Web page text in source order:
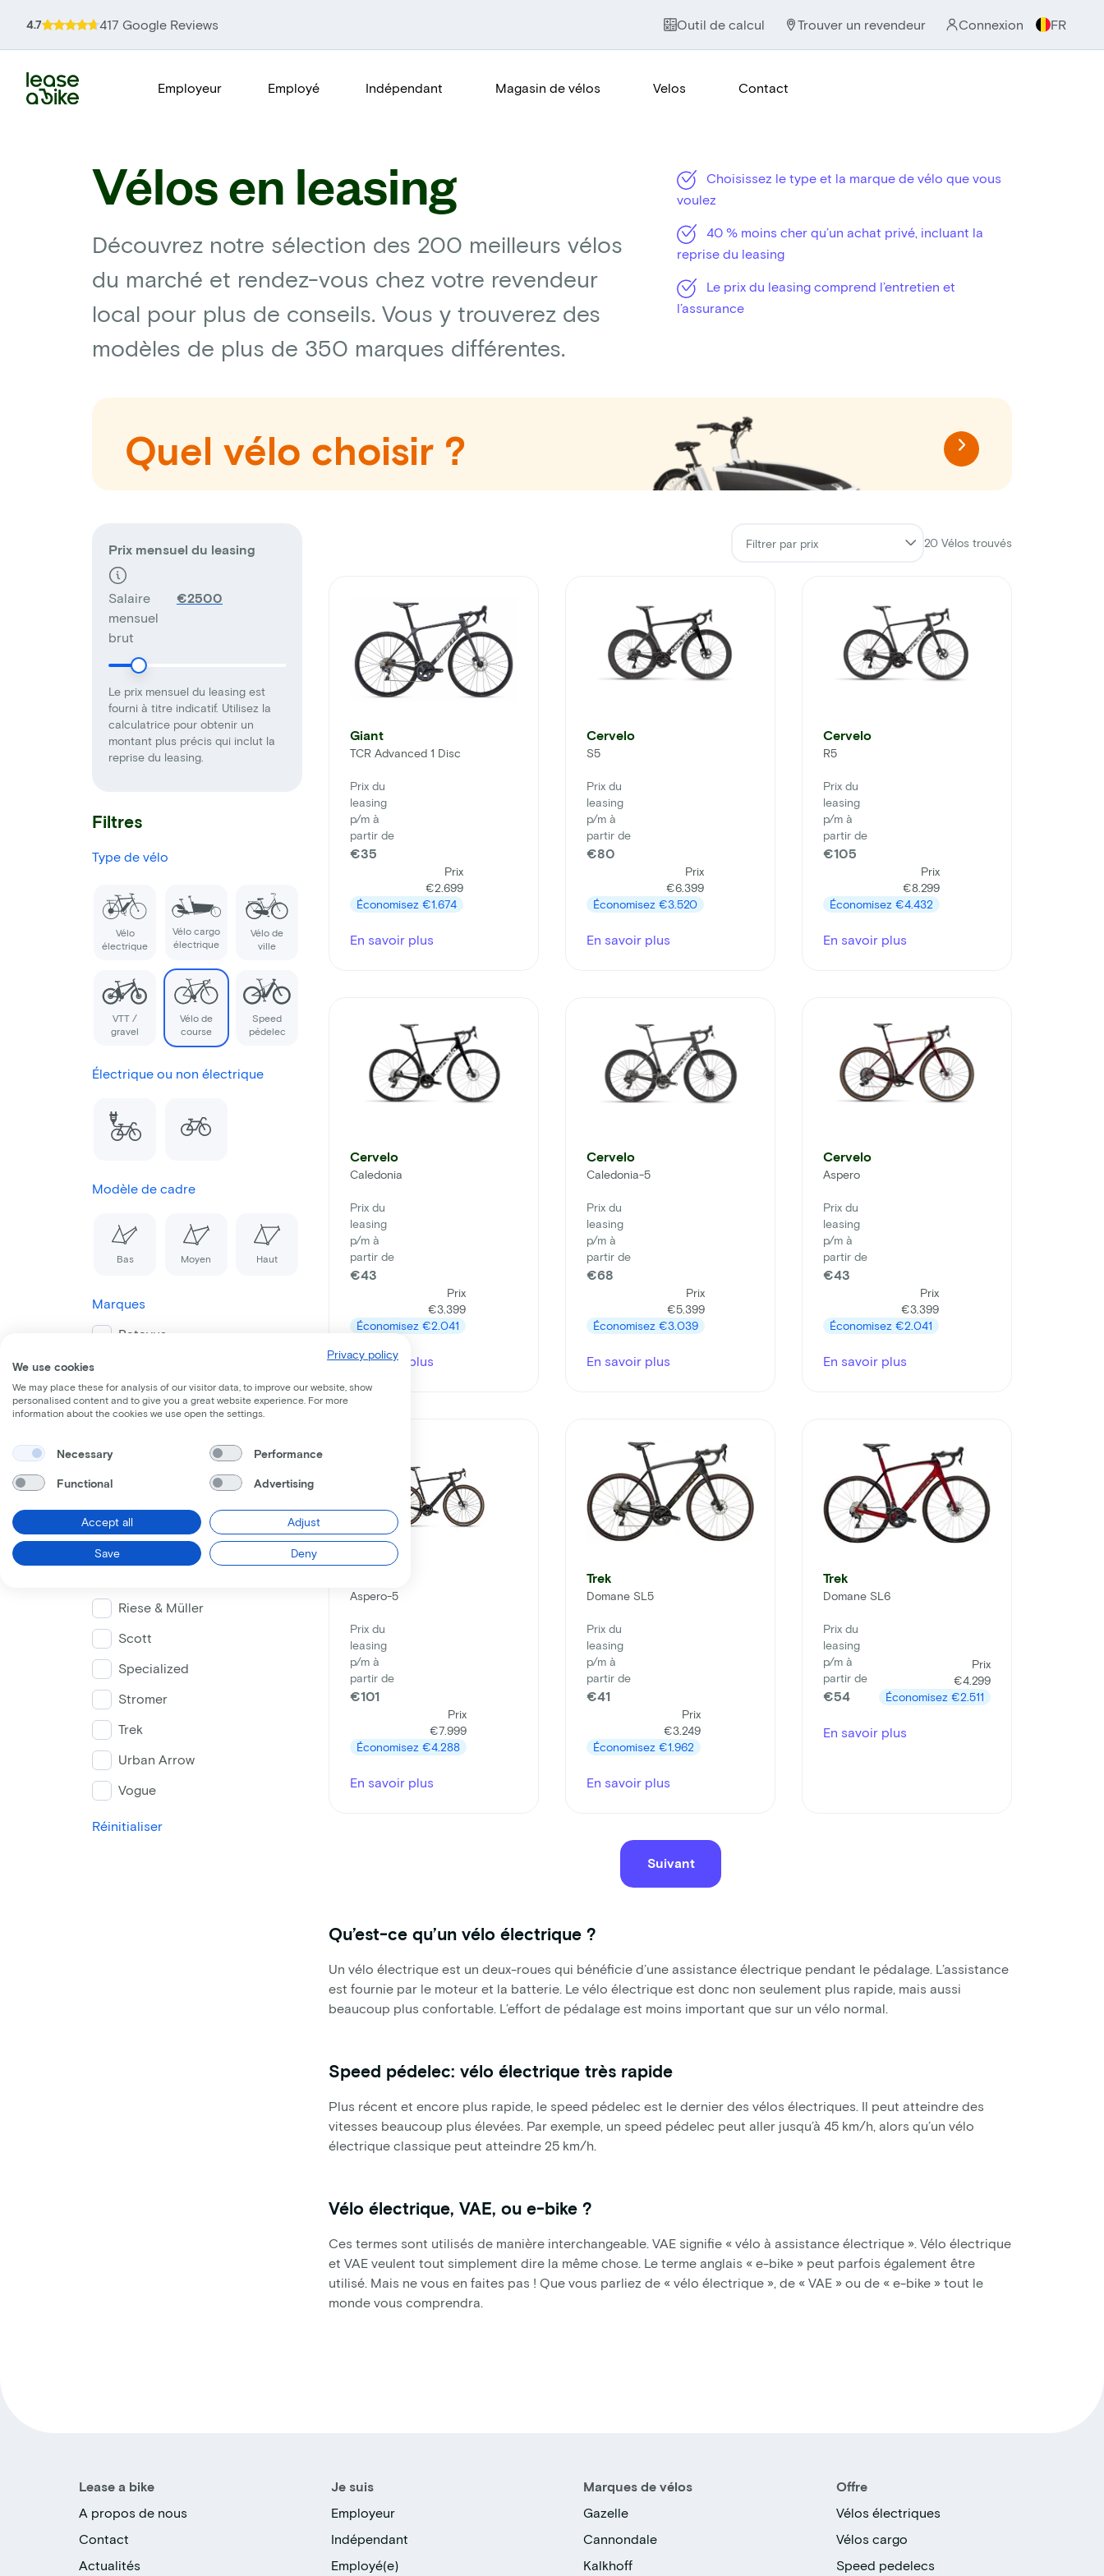
4.7 417 Google Reviews Outil de calcul Trouver un revendeur Connexion FR
Employeur Employé Indépendant Magasin de vélos Velos Contact
Vélos en leasing
Découvrez notre sélection des 200 meilleurs vélos
du marché et rendez-vous chez votre revendeur
local pour plus de conseils. Vous y trouverez des
modèles de plus de 350 marques différentes.
Choisissez le type et la marque de vélo que vous
voulez
40 % moins cher qu’un achat privé, incluant la
reprise du leasing
Le prix du leasing comprend l’entretien et
l’assurance
Quel vélo choisir ?
Prix mensuel du leasing
Salaire
mensuel
brut
€
Le prix mensuel du leasing est
fourni à titre indicatif. Utilisez la
calculatrice pour obtenir un
montant plus précis qui inclut la
reprise du leasing.
Filtres
Type de vélo
Vélo
électrique
Vélo cargo
électrique
Vélo de
ville
VTT /
gravel
Vélo de
course
Speed
pédelec
Électrique ou non électrique
Modèle de cadre
Bas Moyen Haut
Marques
Batavus
Cervelo
Kalkhoff
Riese & Müller
Scott
Specialized
Stromer
Trek
Urban Arrow
Vogue
Réinitialiser
20 Vélos trouvés
Giant
TCR Advanced 1 Disc
Prix du
leasing
p/m à
partir de
€35
Prix
€2.699
Économisez €1.674
En savoir plus
Cervelo
S5
Prix du
leasing
p/m à
partir de
€80
Prix
€6.399
Économisez €3.520
En savoir plus
Cervelo
R5
Prix du
leasing
p/m à
partir de
€105
Prix
€8.299
Économisez €4.432
En savoir plus
Cervelo
Caledonia
Prix du
leasing
p/m à
partir de
€43
Prix
€3.399
Économisez €2.041
En savoir plus
Cervelo
Caledonia-5
Prix du
leasing
p/m à
partir de
€68
Prix
€5.399
Économisez €3.039
En savoir plus
Cervelo
Aspero
Prix du
leasing
p/m à
partir de
€43
Prix
€3.399
Économisez €2.041
En savoir plus
Aspero-5
Prix du
leasing
p/m à
partir de
€101
Prix
€7.999
Économisez €4.288
En savoir plus
Trek
Domane SL5
Prix du
leasing
p/m à
partir de
€41
Prix
€3.249
Économisez €1.962
En savoir plus
Trek
Domane SL6
Prix du
leasing
p/m à
partir de
€54
Prix
€4.299
Économisez €2.511
En savoir plus
Suivant
Qu’est-ce qu’un vélo électrique ?
Un vélo électrique est un deux-roues qui bénéficie d’une assistance électrique pendant le pédalage. L’assistance
est fournie par le moteur et la batterie. Le vélo électrique est donc non seulement plus rapide, mais aussi
beaucoup plus confortable. L’effort de pédalage est moins important que sur un vélo normal.
Speed pédelec: vélo électrique très rapide
Plus récent et encore plus rapide, le speed pédelec est le dernier des vélos électriques. Il peut atteindre des
vitesses beaucoup plus élevées. Par exemple, un speed pédelec peut aller jusqu’à 45 km/h, alors qu’un vélo
électrique classique peut atteindre 25 km/h.
Vélo électrique, VAE, ou e-bike ?
Ces termes sont utilisés de manière interchangeable. VAE signifie « vélo à assistance électrique ». Vélo électrique
et VAE veulent tout simplement dire la même chose. Le terme anglais « e-bike » peut parfois également être
utilisé. Mais ne vous en faites pas ! Que vous parliez de « vélo électrique », de « VAE » ou de « e-bike » tout le
monde vous comprendra.
Lease a bike
A propos de nous
Contact
Actualités
Je suis
Employeur
Indépendant
Employé(e)
Marques de vélos
Gazelle
Cannondale
Kalkhoff
Offre
Vélos électriques
Vélos cargo
Speed pedelecs
Privacy policy
We use cookies
We may place these for analysis of our visitor data, to improve our website, show
personalised content and to give you a great website experience. For more
information about the cookies we use open the settings.
Necessary Performance
Functional Advertising
Accept all Adjust
Save Deny